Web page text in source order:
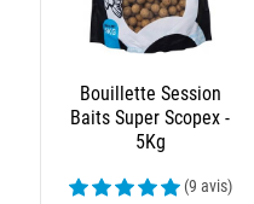
Bouillette Session
Baits Super Scopex -
5Kg
(9 avis)